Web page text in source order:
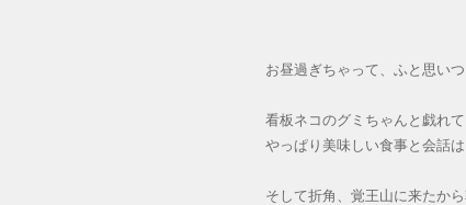
お昼過ぎちゃって、ふと思い
看板ネコのグミちゃんと戯れ
やっぱり美味しい食事と会話は
そして折角、覚王山に来たか